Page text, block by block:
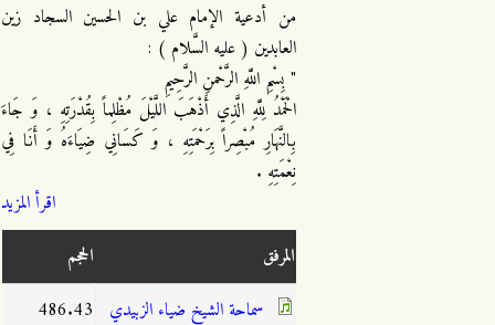
من أدعية الإمام علي بن الحسين السجاد زين
العابدين ( عليه السَّلام ) :
" بِسْمِ اللَّهِ الرَّحْمنِ الرَّحِيمِ
الْحَمْدُ لِلَّهِ الَّذِي أَذْهَبَ اللَّيْلَ مُظْلِماً بِقُدْرَتِهِ ، وَ جَاءَ
بِالنَّهَارِ مُبْصِراً بِرَحْمَتِهِ ، وَ كَسَانِي ضِيَاءَهُ وَ أَنَا فِي
نِعْمَتِهِ .
اقرأ المزيد
المرفق
الحجم
سماحة الشيخ ضياء الزبيدي
486.43